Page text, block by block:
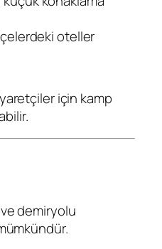
oteller
için kamp
demiryolu